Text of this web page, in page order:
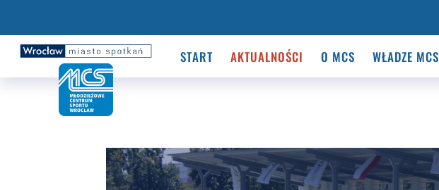
START AKTUALNOŚCI O MCS WŁADZE MCS